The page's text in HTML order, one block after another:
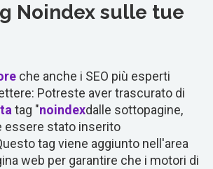
Noindex sulle tue
che anche i SEO più esperti
Potreste aver trascurato di
tag "noindexdalle sottopagine,
essere stato inserito
tag viene aggiunto nell'area
web per garantire che i motori di